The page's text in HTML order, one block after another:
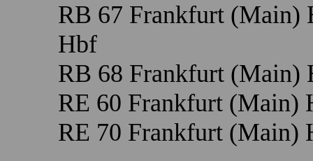
RB 67 Frankfurt (Main)
Hbf
RB 68 Frankfurt (Main)
RE 60 Frankfurt (Main)
RE 70 Frankfurt (Main)